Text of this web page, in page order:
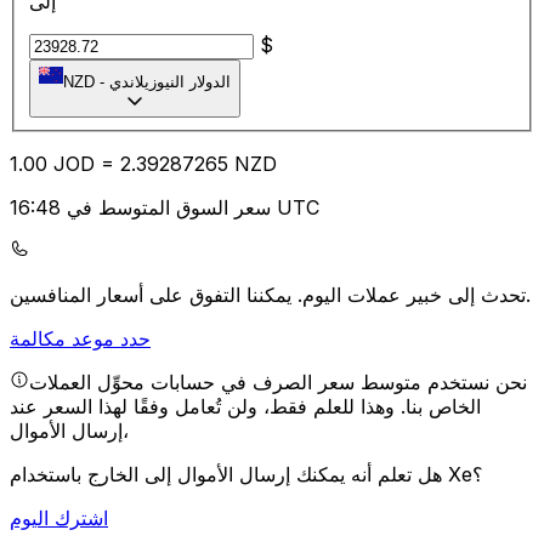
$
NZD - الدولار النيوزيلاندي
1.00 JOD = 2.39287265 NZD
سعر السوق المتوسط في 16:48 UTC
تحدث إلى خبير عملات اليوم.يمكننا التفوق على أسعار المنافسين.
حدد موعد مكالمة
نحن نستخدم متوسط سعر الصرف في حسابات محوِّل العملات
الخاص بنا. وهذا للعلم فقط، ولن تُعامل وفقًا لهذا السعر عند
إرسال الأموال،
هل تعلم أنه يمكنك إرسال الأموال إلى الخارج باستخدام Xe؟
اشترك اليوم